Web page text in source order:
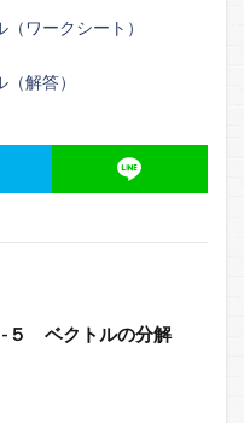
ワークシート）
解答）
-５ ベクトルの分解